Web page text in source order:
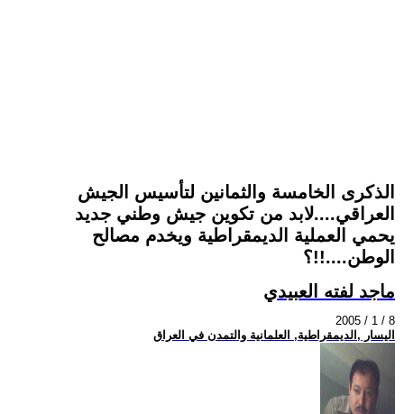
الذكرى الخامسة والثمانين لتأسيس الجيش
العراقي....لابد من تكوين جيش وطني جديد
يحمي العملية الديمقراطية ويخدم مصالح
الوطن....!!؟
ماجد لفته العبيدي
2005 / 1 / 8
اليسار ,الديمقراطية, العلمانية والتمدن في العراق